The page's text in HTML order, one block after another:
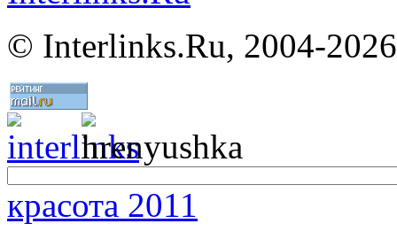
© Interlinks.Ru, 2004-2026
красота 2011